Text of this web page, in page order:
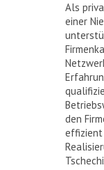
Als
einer
den
effizient